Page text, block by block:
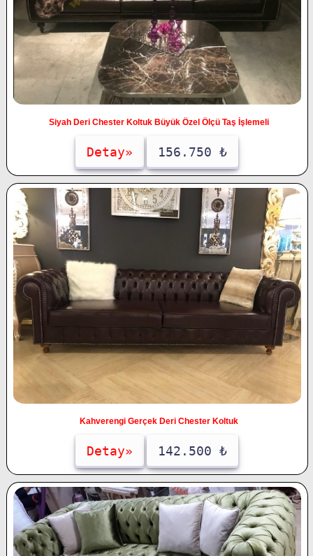
Siyah Deri Chester Koltuk Büyük Özel Ölçü Taş İşlemeli
Detay» 156.750 ₺
Kahverengi Gerçek Deri Chester Koltuk
Detay» 142.500 ₺